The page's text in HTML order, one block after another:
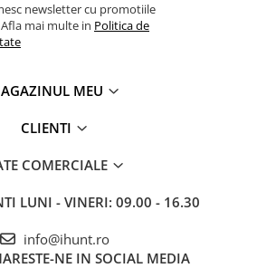
newsletter cu promotiile
mai multe in Politica de
MEU
CLIENTI
COMERCIALE
LUNI - VINERI: 09.00 - 16.30
info@ihunt.ro
NE IN SOCIAL MEDIA